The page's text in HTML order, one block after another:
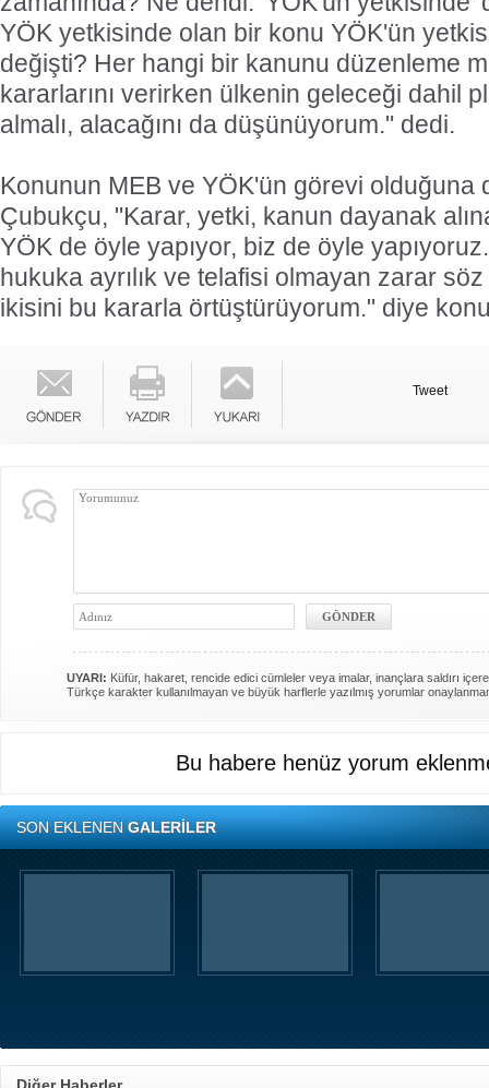
YÖK yetkisinde olan bir konu YÖK'ün
değişti? Her hangi bir kanunu düzenleme
kararlarını verirken ülkenin geleceği dahil
almalı, alacağını da düşünüyorum." dedi.
Konunun MEB ve YÖK'ün görevi olduğuna
Çubukçu, "Karar, yetki, kanun dayanak
YÖK de öyle yapıyor, biz de öyle
hukuka ayrılık ve telafisi olmayan zarar
ikisini bu kararla örtüştürüyorum." diye
Tweet
UYARI: Küfür, hakaret, rencide edici cümleler veya imalar, inançlara saldırı
Türkçe karakter kullanılmayan ve büyük harflerle yazılmış yorumlar
Bu habere henüz yorum
SON EKLENENGALERİLER